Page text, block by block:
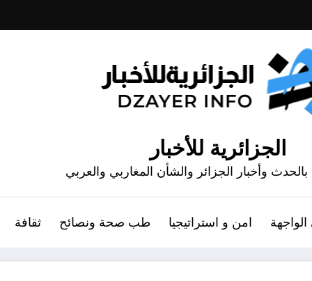
الجزائرية للأخبار
وأخبار الجزائر والشأن المغاربي والعربي
امن و استراتيجيا طب صحة ونصائح ثقافة